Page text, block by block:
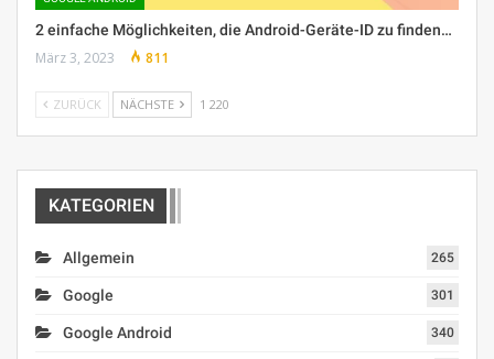
2 einfache Möglichkeiten, die Android-Geräte-ID zu finden…
März 3, 2023 811
ZURÜCK NÄCHSTE 1 220
KATEGORIEN
Allgemein 265
Google 301
Google Android 340